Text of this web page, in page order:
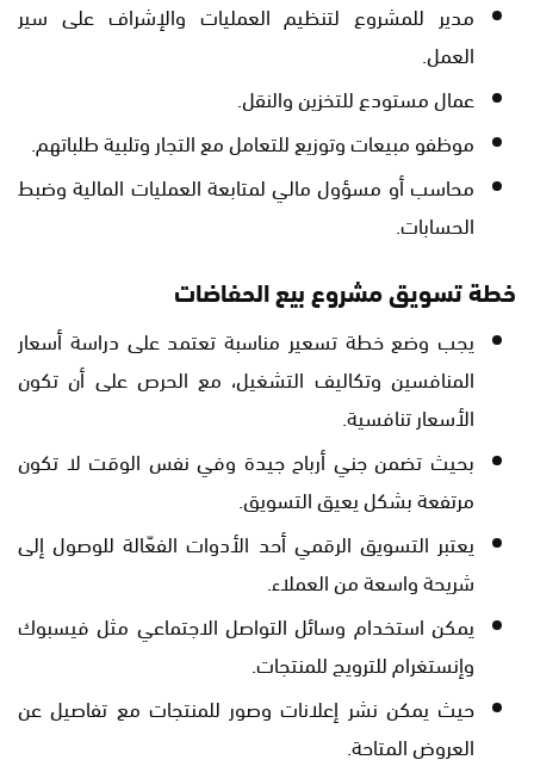
مدير للمشروع لتنظيم العمليات والإشراف على سير
العمل.
عمال مستودع للتخزين والنقل.
موظفو مبيعات وتوزيع للتعامل مع التجار وتلبية طلباتهم.
محاسب أو مسؤول مالي لمتابعة العمليات المالية وضبط
الحسابات.
خطة تسويق مشروع بيع الحفاضات
يجب وضع خطة تسعير مناسبة تعتمد على دراسة أسعار
المنافسين وتكاليف التشغيل، مع الحرص على أن تكون
الأسعار تنافسية.
بحيث تضمن جني أرباح جيدة وفي نفس الوقت لا تكون
مرتفعة بشكل يعيق التسويق.
يعتبر التسويق الرقمي أحد الأدوات الفعّالة للوصول إلى
شريحة واسعة من العملاء.
يمكن استخدام وسائل التواصل الاجتماعي مثل فيسبوك
وإنستغرام للترويج للمنتجات.
حيث يمكن نشر إعلانات وصور للمنتجات مع تفاصيل عن
العروض المتاحة.